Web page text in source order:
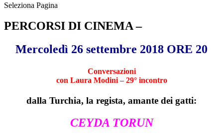
Seleziona Pagina
PERCORSI DI CINEMA –
Mercoledì 26 settembre 2018 ORE 20
Conversazioni
con Laura Modini – 29° incontro
dalla Turchia, la regista, amante dei gatti:
CEYDA TORUN